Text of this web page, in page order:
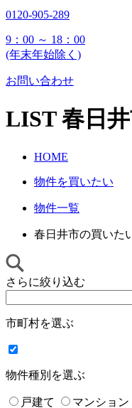
0120-905-289
9：00 ～ 18：00
(年末年始除く)
お問い合わせ
LIST 春日
HOME
物件を買いたい
物件一覧
春日井市の買いた
さらに絞り込む
市町村を選ぶ
物件種別を選ぶ
戸建て マンション